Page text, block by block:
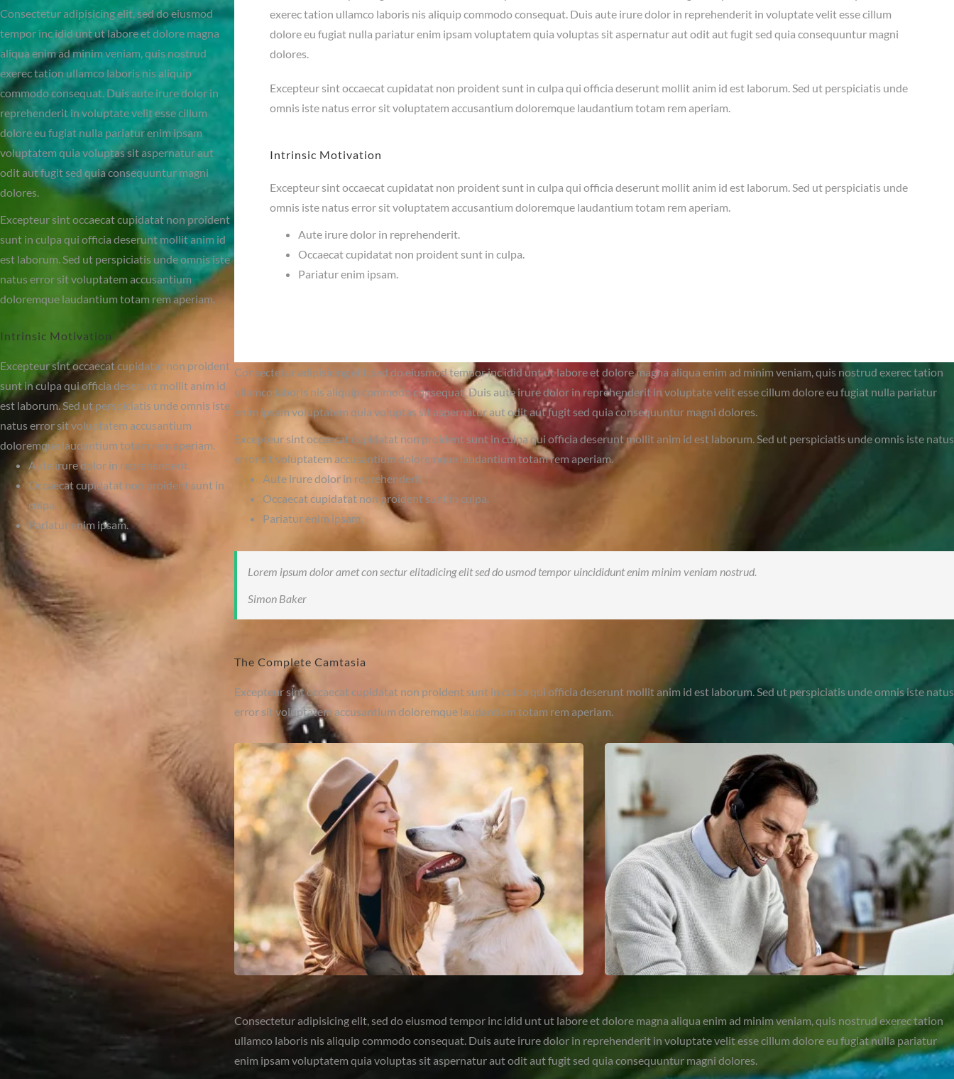
Consectetur adipisicing elit, sed do eiusmod
tempor inc idid unt ut labore et dolore magna
aliqua enim ad minim veniam, quis nostrud
exerec tation ullamco laboris nis aliquip
commodo consequat. Duis aute irure dolor in
reprehenderit in voluptate velit esse cillum
dolore eu fugiat nulla pariatur enim ipsam
voluptatem quia voluptas sit aspernatur aut
odit aut fugit sed quia consequuntur magni
dolores.
Excepteur sint occaecat cupidatat non proident
sunt in culpa qui officia deserunt mollit anim id
est laborum. Sed ut perspiciatis unde omnis iste
natus error sit voluptatem accusantium
doloremque laudantium totam rem aperiam.
Intrinsic Motivation
Excepteur sint occaecat cupidatat non proident
sunt in culpa qui officia deserunt mollit anim id
est laborum. Sed ut perspiciatis unde omnis iste
natus error sit voluptatem accusantium
doloremque laudantium totam rem aperiam.
Aute irure dolor in reprehenderit.
Occaecat cupidatat non proident sunt in
culpa.
Pariatur enim ipsam.
exerec tation ullamco laboris nis aliquip commodo consequat. Duis aute irure dolor in reprehenderit in voluptate velit esse cillum
dolore eu fugiat nulla pariatur enim ipsam voluptatem quia voluptas sit aspernatur aut odit aut fugit sed quia consequuntur magni
dolores.
Excepteur sint occaecat cupidatat non proident sunt in culpa qui officia deserunt mollit anim id est laborum. Sed ut perspiciatis unde
omnis iste natus error sit voluptatem accusantium doloremque laudantium totam rem aperiam.
Intrinsic Motivation
Excepteur sint occaecat cupidatat non proident sunt in culpa qui officia deserunt mollit anim id est laborum. Sed ut perspiciatis unde
omnis iste natus error sit voluptatem accusantium doloremque laudantium totam rem aperiam.
Aute irure dolor in reprehenderit.
Occaecat cupidatat non proident sunt in culpa.
Pariatur enim ipsam.
Consectetur adipisicing elit, sed do eiusmod tempor inc idid unt ut labore et dolore magna aliqua enim ad minim veniam, quis nostrud exerec tation
ullamco laboris nis aliquip commodo consequat. Duis aute irure dolor in reprehenderit in voluptate velit esse cillum dolore eu fugiat nulla pariatur
enim ipsam voluptatem quia voluptas sit aspernatur aut odit aut fugit sed quia consequuntur magni dolores.
Excepteur sint occaecat cupidatat non proident sunt in culpa qui officia deserunt mollit anim id est laborum. Sed ut perspiciatis unde omnis iste natus
error sit voluptatem accusantium doloremque laudantium totam rem aperiam.
Aute irure dolor in reprehenderit.
Occaecat cupidatat non proident sunt in culpa.
Pariatur enim ipsam.
Lorem ipsum dolor amet con sectur elitadicing elit sed do usmod tempor uincididunt enim minim veniam nostrud.
Simon Baker
The Complete Camtasia
Excepteur sint occaecat cupidatat non proident sunt in culpa qui officia deserunt mollit anim id est laborum. Sed ut perspiciatis unde omnis iste natus
error sit voluptatem accusantium doloremque laudantium totam rem aperiam.
Consectetur adipisicing elit, sed do eiusmod tempor inc idid unt ut labore et dolore magna aliqua enim ad minim veniam, quis nostrud exerec tation
ullamco laboris nis aliquip commodo consequat. Duis aute irure dolor in reprehenderit in voluptate velit esse cillum dolore eu fugiat nulla pariatur
enim ipsam voluptatem quia voluptas sit aspernatur aut odit aut fugit sed quia consequuntur magni dolores.